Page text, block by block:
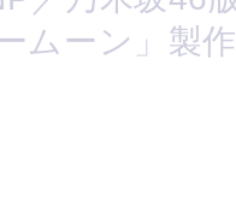
ムーン」製